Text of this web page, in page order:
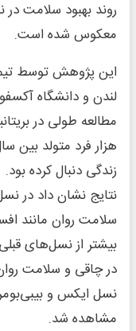
روند بهبود سلامت
معکوس شده است.
این پژوهش توسط
مطالعه طولی در
زندگی دنبال کرده بود.
نتایج نشان داد در
سلامت روان مانند
بیشتر از نسل‌های
در چاقی و سلامت
نسل ایکس و
مشاهده شد.